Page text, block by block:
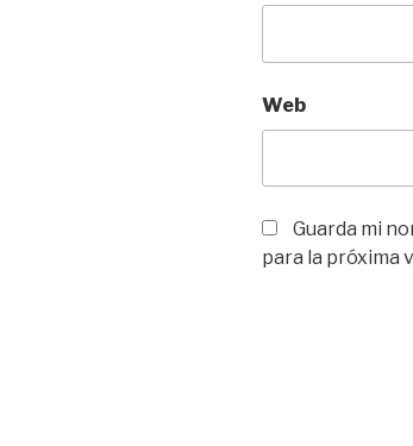
Web
Guarda mi
para la próxima